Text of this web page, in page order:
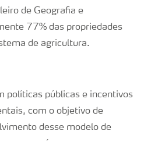
de Geografia e
77% das propriedades
de agricultura.
políticas públicas e incentivos
com o objetivo de
desse modelo de